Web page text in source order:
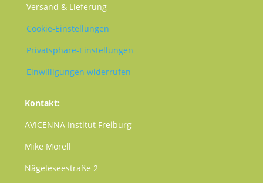
Versand & Lieferung
Cookie-Einstellungen
Privatsphäre-Einstellungen
Einwilligungen widerrufen
Kontakt:
AVICENNA Institut Freiburg
Mike Morell
Nägeleseestraße 2